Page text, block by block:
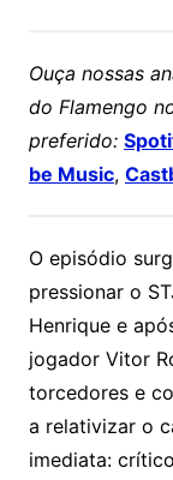
Ouça nossas
do Flamengo
preferido:
be Music,
O episódio
pressionar o
Henrique e
jogador Vitor
torcedores e
a relativizar o
imediata: